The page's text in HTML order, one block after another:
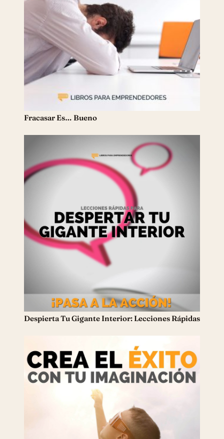
Fracasar Es… Bueno
Despierta Tu Gigante Interior: Lecciones Rápidas